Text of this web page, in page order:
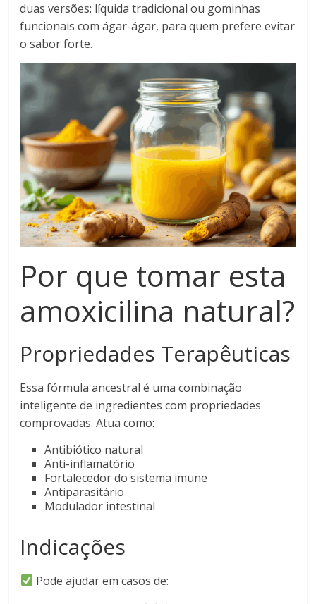
duas versões: líquida tradicional ou gominhas
funcionais com ágar-ágar, para quem prefere evitar
o sabor forte.
Por que tomar esta
amoxicilina natural?
Propriedades Terapêuticas
Essa fórmula ancestral é uma combinação
inteligente de ingredientes com propriedades
comprovadas. Atua como:
Antibiótico natural
Anti-inflamatório
Fortalecedor do sistema imune
Antiparasitário
Modulador intestinal
Indicações
Pode ajudar em casos de: